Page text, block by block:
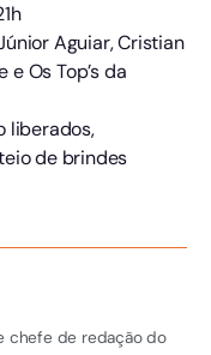
Aguiar, Cristian
Os Top’s da
liberados,
de brindes
chefe de redação do